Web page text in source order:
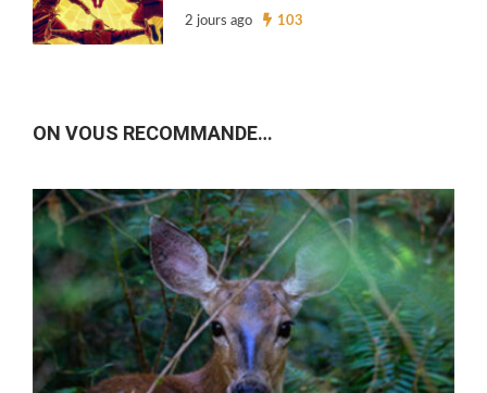
2 jours ago 103
ON VOUS RECOMMANDE…